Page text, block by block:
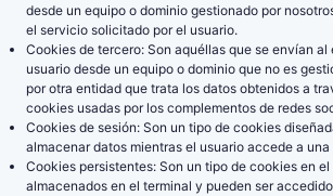
desde un equipo o dominio gestionado por
el servicio solicitado por el usuario.
Cookies de tercero: Son aquéllas que se envían al
usuario desde un equipo o dominio que no es
por otra entidad que trata los datos obtenidos a
cookies usadas por los complementos de redes
Cookies de sesión: Son un tipo de cookies
almacenar datos mientras el usuario accede a
Cookies persistentes: Son un tipo de cookies en
almacenados en el terminal y pueden ser